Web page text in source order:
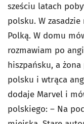
sześciu latach
polsku. W
Polką. W domu
rozmawiam po
hiszpańsku, a
polsku i wtrąca
dodaje Marvel i
polskiego: – Na